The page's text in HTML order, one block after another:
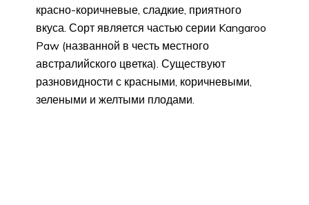
красно-коричневые, сладкие, приятного
вкуса. Сорт является частью серии Kangaroo
Paw (названной в честь местного
австралийского цветка). Существуют
разновидности с красными, коричневыми,
зелеными и желтыми плодами.